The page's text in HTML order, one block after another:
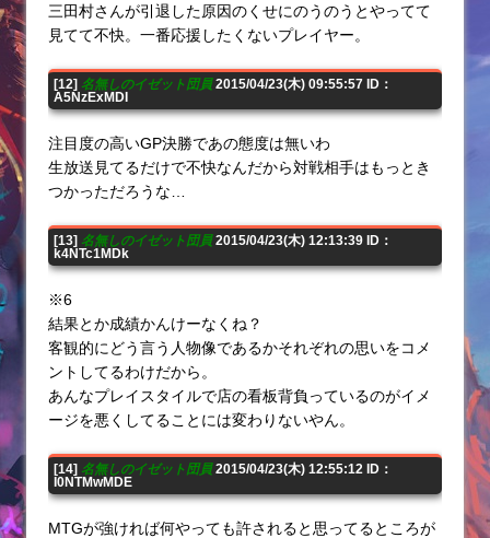
三田村さんが引退した原因のくせにのうのうとやってて
見てて不快。一番応援したくないプレイヤー。
[12] 名無しのイゼット団員2015/04/23(木) 09:55:57 ID：
A5NzExMDI
注目度の高いGP決勝であの態度は無いわ
生放送見てるだけで不快なんだから対戦相手はもっとき
つかっただろうな…
[13] 名無しのイゼット団員2015/04/23(木) 12:13:39 ID：
k4NTc1MDk
※6
結果とか成績かんけーなくね？
客観的にどう言う人物像であるかそれぞれの思いをコメ
ントしてるわけだから。
あんなプレイスタイルで店の看板背負っているのがイメ
ージを悪くしてることには変わりないやん。
[14] 名無しのイゼット団員2015/04/23(木) 12:55:12 ID：
I0NTMwMDE
MTGが強ければ何やっても許されると思ってるところが